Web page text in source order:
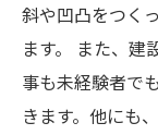
斜や凹凸をつく
ます。 また、建
事も未経験者で
きます。他にも